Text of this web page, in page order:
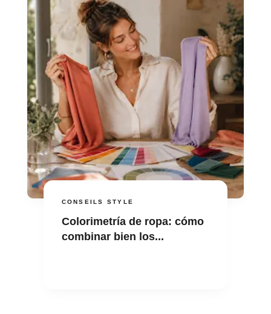
CONSEILS STYLE
Colorimetría de ropa: cómo
combinar bien los...